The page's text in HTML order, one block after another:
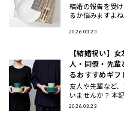
結婚の報告を受
るか悩みますよ
ゼント20選
2026.03.23
【結婚祝い】
人・同僚・先輩
るおすすめギフ
友人や先輩など
いませんか？ 本
相手別（女友達
2026.03.23